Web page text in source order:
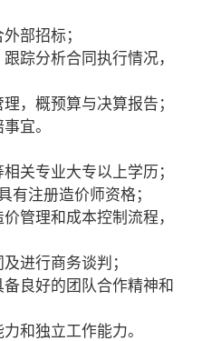
部招标；
踪分析合同执行情况，
，概预算与决算报告；
宜。
关专业大专以上学历；
有注册造价师资格；
管理和成本控制流程，
进行商务谈判；
良好的团队合作精神和
和独立工作能力。